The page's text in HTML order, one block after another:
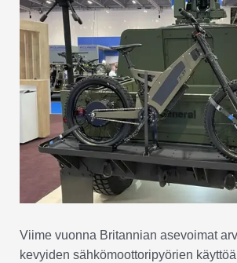
Viime vuonna Britannian asevoimat
kevyiden sähkömoottoripyörien